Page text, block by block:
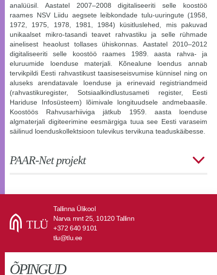
analüüsil. Aastatel 2007–2008 digitaliseeriti selle koostöö
raames NSV Liidu aegsete leibkondade tulu-uuringute (1958,
1972, 1975, 1978, 1981, 1984) küsitluslehed, mis pakuvad
unikaalset mikro-tasandi teavet rahvastiku ja selle rühmade
ainelisest heaolust tollases ühiskonnas. Aastatel 2010–2012
digitaliseeriti selle koostöö raames 1989. aasta rahva- ja
eluruumide loenduse materjali. Kõnealune loendus annab
tervikpildi Eesti rahvastikust taasiseseisvumise künnisel ning on
aluseks arendatavale loenduse ja erinevaid registriandmeid
(rahvastikuregister, Sotsiaalkindlustusameti register, Eesti
Hariduse Infosüsteem) lõimivale longituudsele andmebaasile.
Koostöös Rahvusarhiiviga jätkub 1959. aasta loenduse
algmaterjali digiteerimine eesmärgiga tuua see Eesti varaseim
säilinud loenduskollektsioon tulevikus tervikuna teaduskäibesse.
PAAR-Net projekt
Tallinna Ülikool
Narva mnt 25, 10120 Tallinn
+372 640 9101
tlu@tlu.ee
ÕPINGUD